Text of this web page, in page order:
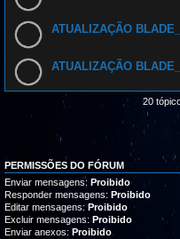
ATUALIZAÇÃO
ATUALIZAÇÃO
20
PERMISSÕES DO FÓRUM
Enviar mensagens: Proibido
Responder mensagens: Proibido
Editar mensagens: Proibido
Excluir mensagens: Proibido
Enviar anexos: Proibido